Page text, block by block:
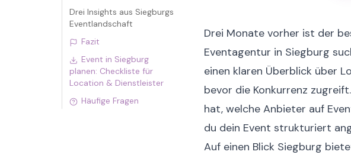
Drei Insights aus Siegburgs
Eventlandschaft
Fazit
Event in Siegburg
planen: Checkliste für
Location & Dienstleister
Häufige Fragen
Drei Monate vorher ist der
Eventagentur in Siegburg
einen klaren Überblick über
bevor die Konkurrenz
hat, welche Anbieter auf
du dein Event strukturiert
Auf einen Blick Siegburg